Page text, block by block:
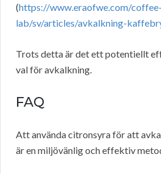
(https://www.eraofwe.com/coffee-
lab/sv/articles/avkalkning-
Trots detta är det ett potentiellt
val för avkalkning.
FAQ
Att använda citronsyra för att
är en miljövänlig och effektiv